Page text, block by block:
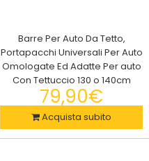
solare protettivo Tan &
Barre Per Auto Da Tetto,
Portapacchi Universali Per Auto
Omologate Ed Adatte Per auto
Con Tettuccio 130 o 140cm
79,90€
Acquista subito